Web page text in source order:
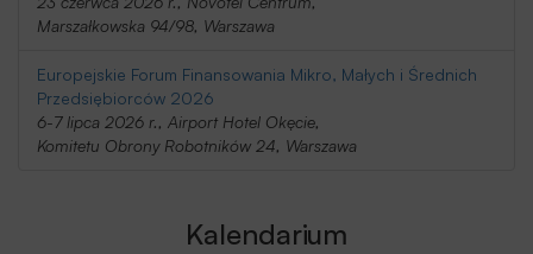
Marszałkowska 94/98, Warszawa
Europejskie Forum Finansowania Mikro, Małych i Średnich
Przedsiębiorców 2026
6-7 lipca 2026 r., Airport Hotel Okęcie,
Komitetu Obrony Robotników 24, Warszawa
Kalendarium